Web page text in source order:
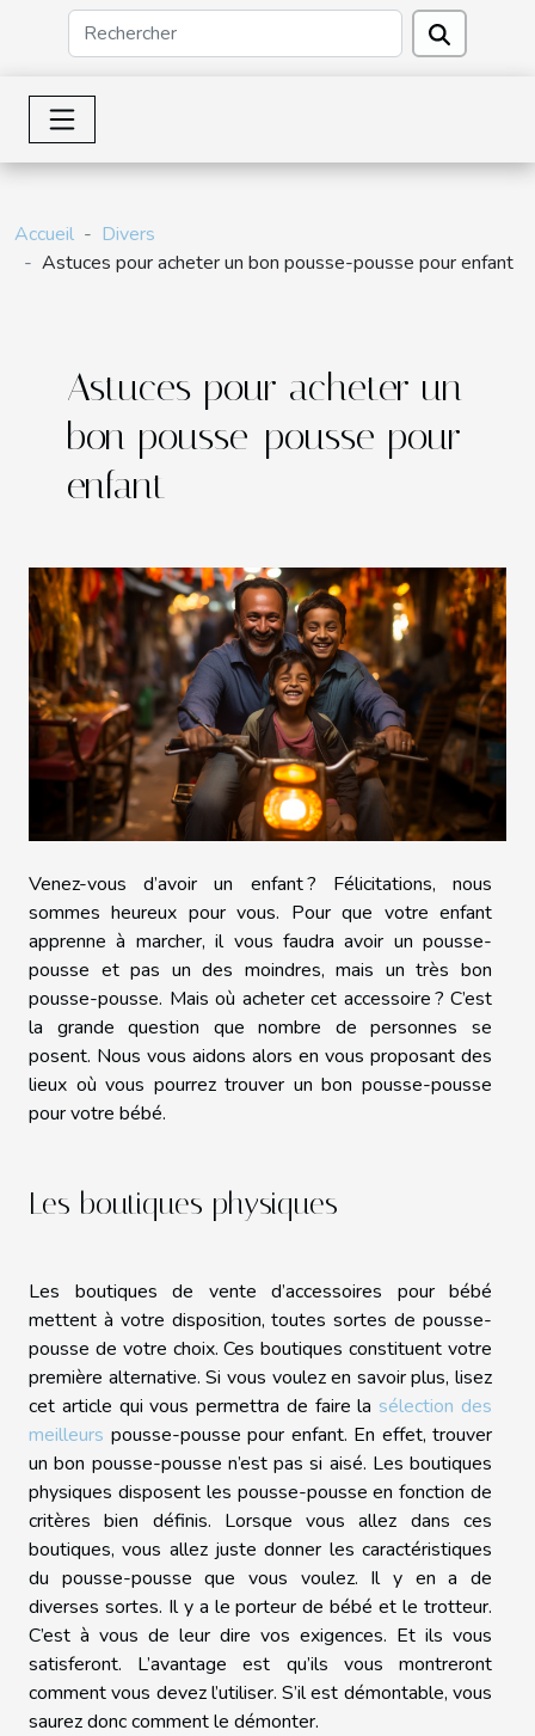
Accueil
Divers
Astuces pour acheter un bon pousse-pousse pour enfant
Astuces pour acheter un
bon pousse-pousse pour
enfant
Venez-vous d’avoir un enfant ? Félicitations, nous
sommes heureux pour vous. Pour que votre enfant
apprenne à marcher, il vous faudra avoir un pousse-
pousse et pas un des moindres, mais un très bon
pousse-pousse. Mais où acheter cet accessoire ? C’est
la grande question que nombre de personnes se
posent. Nous vous aidons alors en vous proposant des
lieux où vous pourrez trouver un bon pousse-pousse
pour votre bébé.
Les boutiques physiques
Les boutiques de vente d’accessoires pour bébé
mettent à votre disposition, toutes sortes de pousse-
pousse de votre choix. Ces boutiques constituent votre
première alternative. Si vous voulez en savoir plus, lisez
cet article qui vous permettra de faire la sélection des
meilleurs pousse-pousse pour enfant. En effet, trouver
un bon pousse-pousse n’est pas si aisé. Les boutiques
physiques disposent les pousse-pousse en fonction de
critères bien définis. Lorsque vous allez dans ces
boutiques, vous allez juste donner les caractéristiques
du pousse-pousse que vous voulez. Il y en a de
diverses sortes. Il y a le porteur de bébé et le trotteur.
C’est à vous de leur dire vos exigences. Et ils vous
satisferont. L’avantage est qu’ils vous montreront
comment vous devez l’utiliser. S’il est démontable, vous
saurez donc comment le démonter.